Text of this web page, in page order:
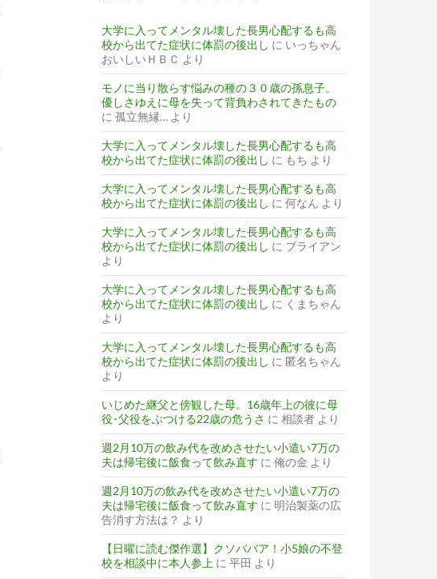
大学に入ってメンタル壊した長男心配するも高
校から出てた症状に体罰の後出し に いっちゃん
おいしいＨＢＣ より
モノに当り散らす悩みの種の３０歳の孫息子。
優しさゆえに母を失って背負わされてきたもの
に 孤立無縁… より
大学に入ってメンタル壊した長男心配するも高
校から出てた症状に体罰の後出し に もち より
大学に入ってメンタル壊した長男心配するも高
校から出てた症状に体罰の後出し に 何なん より
大学に入ってメンタル壊した長男心配するも高
校から出てた症状に体罰の後出し に ブライアン
より
大学に入ってメンタル壊した長男心配するも高
校から出てた症状に体罰の後出し に くまちゃん
より
大学に入ってメンタル壊した長男心配するも高
校から出てた症状に体罰の後出し に 匿名ちゃん
より
いじめた継父と傍観した母。16歳年上の彼に母
役･父役をぶつける22歳の危うさ に 相談者 より
週2月10万の飲み代を改めさせたい小遣い7万の
夫は帰宅後に飯食って飲み直す に 俺の金 より
週2月10万の飲み代を改めさせたい小遣い7万の
夫は帰宅後に飯食って飲み直す に 明治製薬の広
告消す方法は？ より
【日曜に読む傑作選】クソババア！小5娘の不登
校を相談中に本人参上 に 平田 より